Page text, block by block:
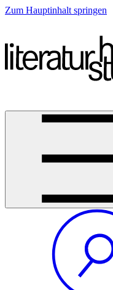
Zum Hauptinhalt springen